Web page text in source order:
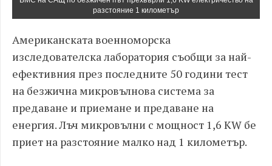
разстояние 1 километър
Американската военноморска
изследователска лаборатория съобщи за най-
ефективния през последните 50 години тест
на безжична микровълнова система за
предаване и приемане и предаване на
енергия. Лъч микровълни с мощност 1,6 KW бе
приет на разстояние малко над 1 километър.